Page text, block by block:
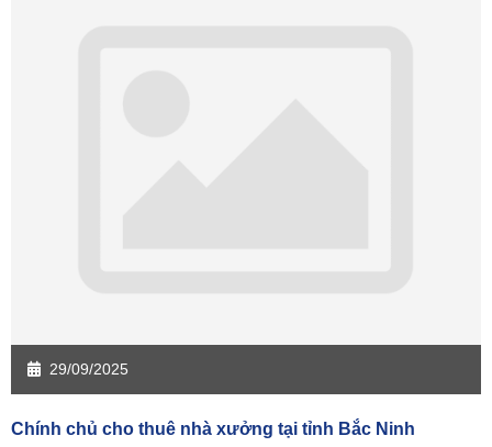
29/09/2025
Chính chủ cho thuê nhà xưởng tại tỉnh Bắc Ninh